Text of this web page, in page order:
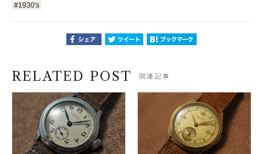
#1930's
RELATED POST 関連記事